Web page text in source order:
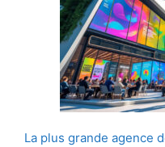
La plus grande agence